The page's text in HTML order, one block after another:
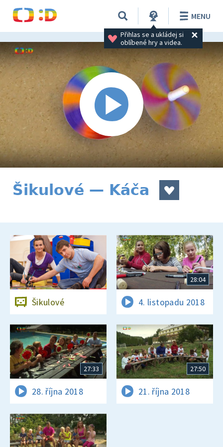
Přihlas se a ukládej si
oblíbené hry a videa.
MENU
Šikulové — Káča
Šikulové
28:04
4. listopadu 2018
27:33
28. října 2018
27:50
21. října 2018